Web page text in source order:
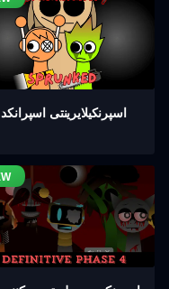
اسپرنکیلایرینتی اسپرانکد